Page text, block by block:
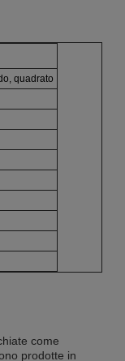
quadrato
come
prodotte in